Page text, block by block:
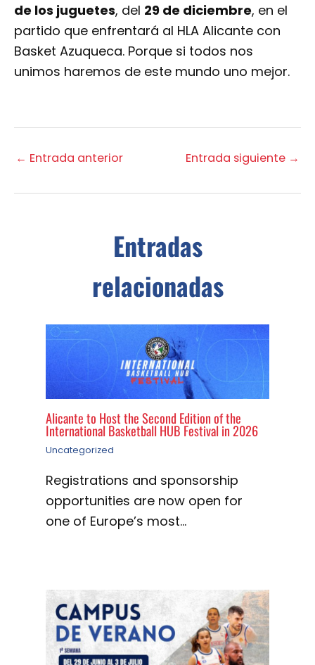
de los juguetes, del 29 de diciembre, en el
partido que enfrentará al HLA Alicante con
Basket Azuqueca. Porque si todos nos
unimos haremos de este mundo uno mejor.
← Entrada anterior Entrada siguiente →
Entradas
relacionadas
Alicante to Host the Second Edition of the
International Basketball HUB Festival in 2026
Uncategorized
Registrations and sponsorship
opportunities are now open for
one of Europe’s most…